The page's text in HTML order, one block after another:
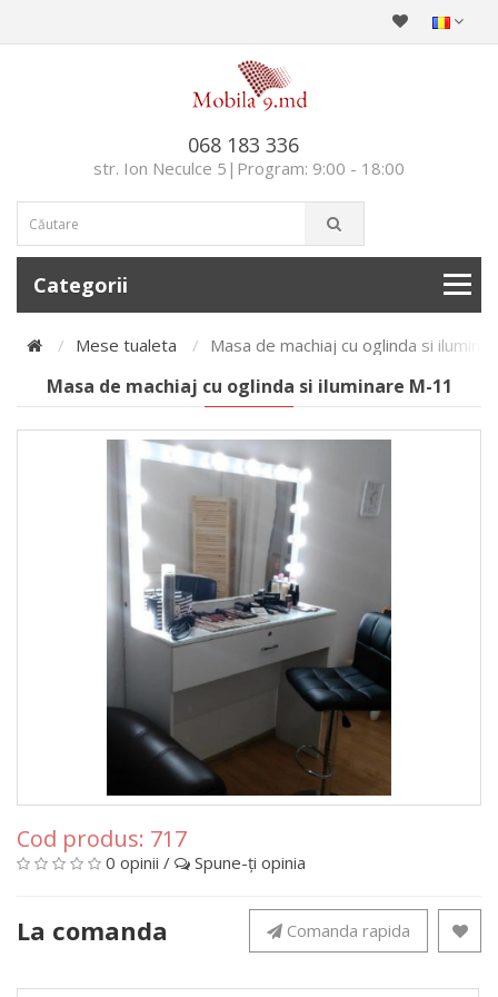
068 183 336
str. Ion Neculce 5|Program: 9:00 - 18:00
Categorii
Mese tualeta Masa de machiaj cu oglinda si
Masa de machiaj cu oglinda si iluminare M-11
Cod produs: 717
0 opinii / Spune-ţi opinia
La comanda Comanda rapida